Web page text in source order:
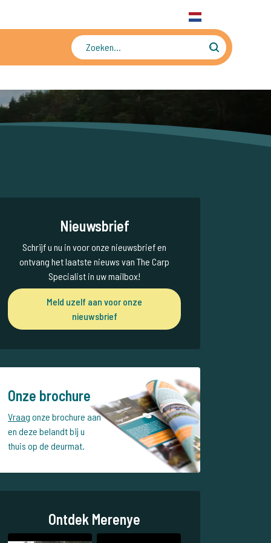
Nieuwsbrief
Schrijf u nu in voor onze nieuwsbrief en
ontvang het laatste nieuws van The Carp
Specialist in uw mailbox!
Meld uzelf aan voor onze
nieuwsbrief
Onze brochure
Vraag onze brochure aan
en deze belandt bij u
thuis op de deurmat.
Ontdek Merenye